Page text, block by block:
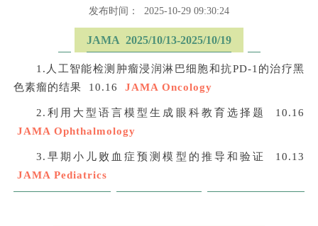
发布时间： 2025-10-29 09:30:24
JAMA 2025/10/13-2025/10/19
1.人工智能检测肿瘤浸润淋巴细胞和抗PD-1的治疗黑
色素瘤的结果 10.16 JAMA Oncology
2.利用大型语言模型生成眼科教育选择题 10.16
JAMA Ophthalmology
3.早期小儿败血症预测模型的推导和验证 10.13
JAMA Pediatrics